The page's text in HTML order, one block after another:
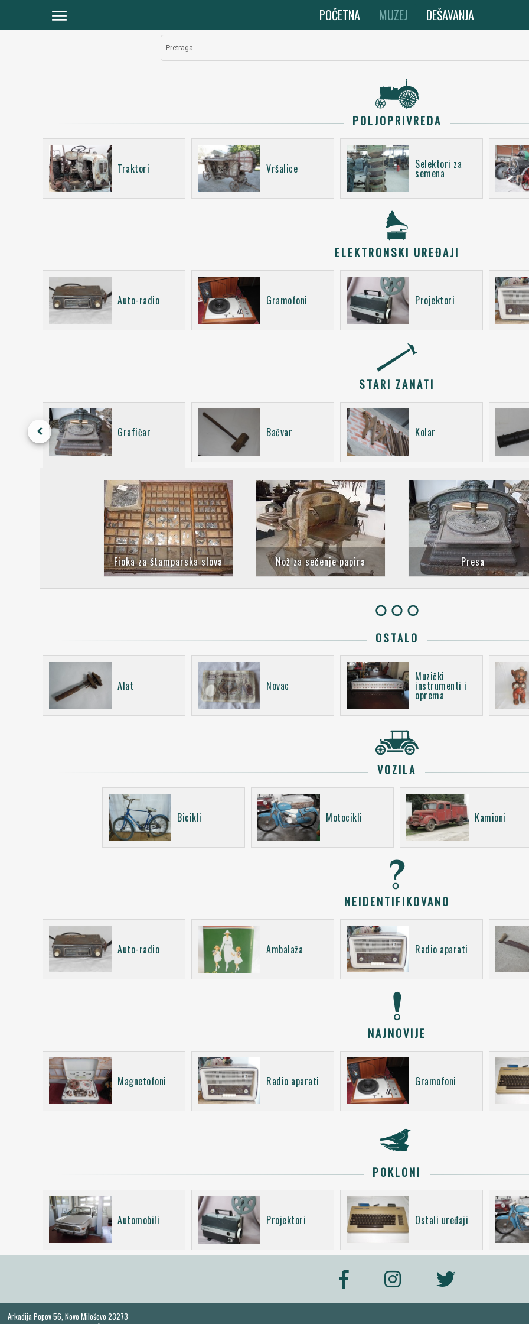
menu POČETNA MUZEJ DEŠAVANJA
Pretraga
POLJOPRIVREDA
Traktori Vršalice Selektori za
semena
ELEKTRONSKI UREĐAJI
Auto-radio Gramofoni Projektori
STARI ZANATI
keyboard_arrow_left Grafičar Bačvar Kolar
Fioka za štamparska slova Nož za sečenje papira Presa
OSTALO
Alat Novac
Muzički
instrumenti i
oprema
VOZILA
Bicikli Motocikli Kamioni
NEIDENTIFIKOVANO
Auto-radio Ambalaža Radio aparati
NAJNOVIJE
Magnetofoni Radio aparati Gramofoni
POKLONI
Automobili Projektori Ostali uređaji
Arkadija Popov 56, Novo Miloševo 23273